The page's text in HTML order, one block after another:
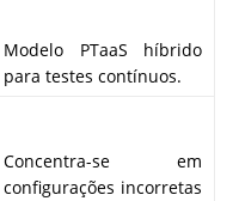
Modelo PTaaS híbrido
para testes contínuos.
Concentra-se em
configurações incorretas